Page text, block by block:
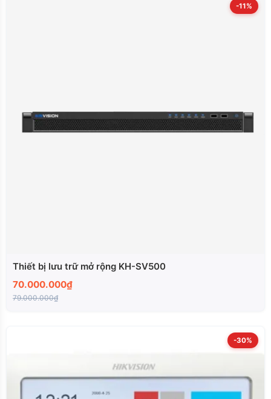
-11%
Thiết bị lưu trữ mở rộng KH-SV500
70.000.000₫
79.000.000₫
-30%